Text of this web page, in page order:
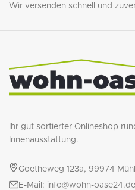
Wir versenden schnell und
Ihr gut sortierter Onlineshop
Innenausstattung.
Goetheweg 123a, 99974
E-Mail: info@wohn-oase24.de